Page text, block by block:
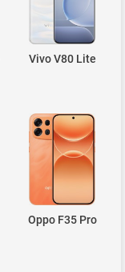
Vivo V80 Lite
Oppo F35 Pro